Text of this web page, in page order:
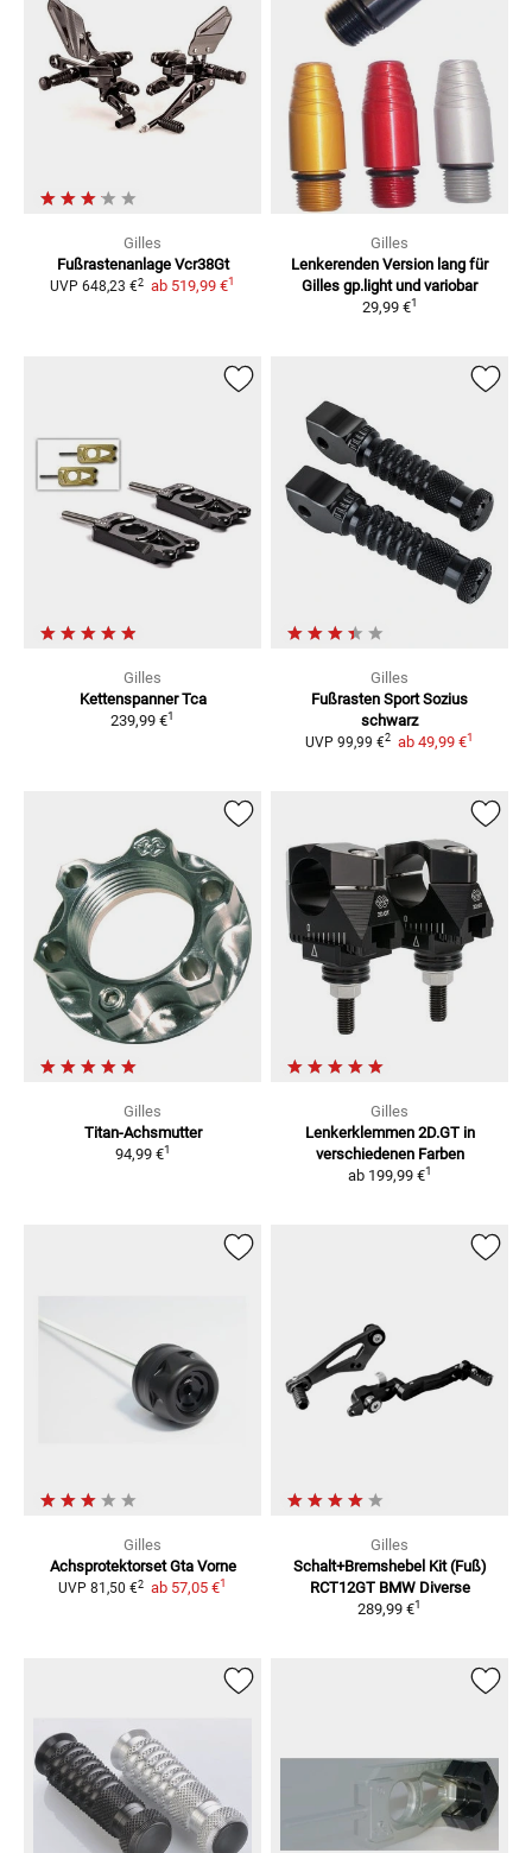
Gilles
Fußrastenanlage Vcr38Gt
UVP 648,23 €2 ab 519,99 €1
Gilles
Lenkerenden Version lang für
Gilles gp.light und variobar
29,99 €1
Gilles
Kettenspanner Tca
239,99 €1
Gilles
Fußrasten Sport Sozius
schwarz
UVP 99,99 €2 ab 49,99 €1
Gilles
Titan-Achsmutter
94,99 €1
Gilles
Lenkerklemmen 2D.GT in
verschiedenen Farben
ab 199,99 €1
Gilles
Achsprotektorset Gta Vorne
UVP 81,50 €2 ab 57,05 €1
Gilles
Schalt+Bremshebel Kit (Fuß)
RCT12GT BMW Diverse
289,99 €1